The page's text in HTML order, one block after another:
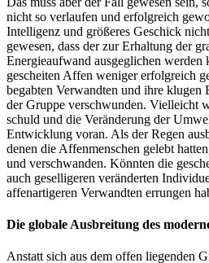
nicht so verlaufen und erfolgreich
Intelligenz und größeres Geschick
gewesen, dass der zur Erhaltung der
Energieaufwand ausgeglichen werden
gescheiten Affen weniger erfolgreich
begabten Verwandten und ihre klugen
der Gruppe verschwunden. Vielleicht
schuld und die Veränderung der
Entwicklung voran. Als der Regen
denen die Affenmenschen gelebt
und verschwanden. Könnten die
auch geselligeren veränderten
affenartigeren Verwandten errungen
Die globale Ausbreitung des
Anstatt sich aus dem offen liegenden